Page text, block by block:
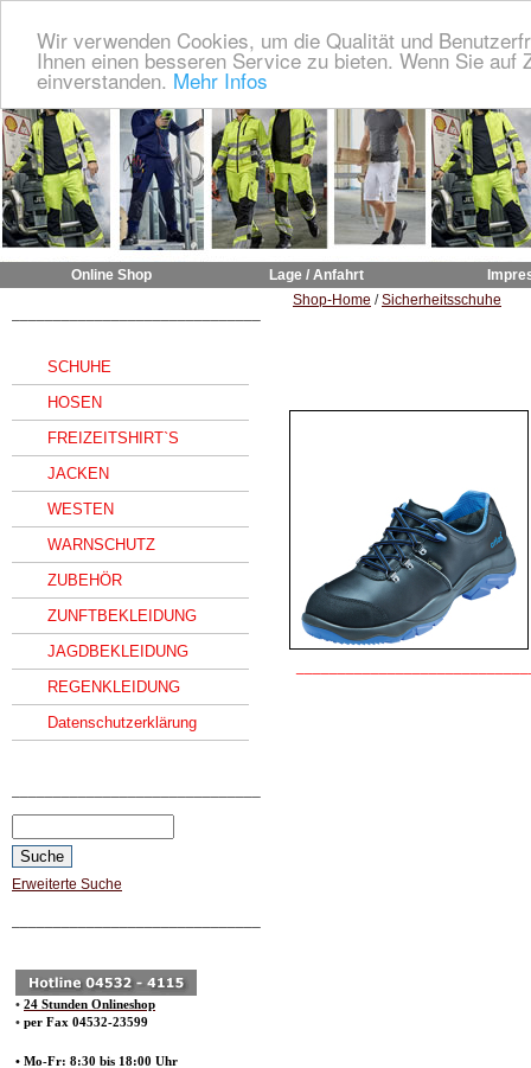
Wir verwenden Cookies, um die Qualität und
Ihnen einen besseren Service zu bieten. Wenn Sie
einverstanden. Mehr Infos
Online Shop Lage / Anfahrt
SCHUHE
HOSEN
FREIZEITSHIRT`S
JACKEN
WESTEN
WARNSCHUTZ
ZUBEHÖR
ZUNFTBEKLEIDUNG
JAGDBEKLEIDUNG
REGENKLEIDUNG
Datenschutzerklärung
Erweiterte Suche
• 24 Stunden Onlineshop
• per Fax 04532-23599
• Mo-Fr: 8:30 bis 18:00 Uhr
Shop-Home /Sicherheitsschuhe